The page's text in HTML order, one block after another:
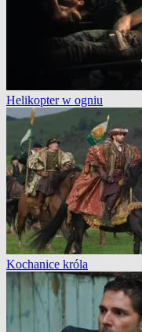
Helikopter w ogniu
Kochanice króla